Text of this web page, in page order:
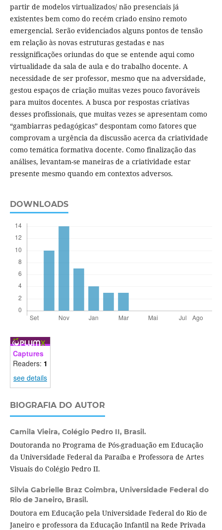
partir de modelos virtualizados/ não presenciais já
existentes bem como do recém criado ensino remoto
emergencial. Serão evidenciados alguns pontos de tensão
em relação às novas estruturas gestadas e nas
ressignificações oriundas do que se entende aqui como
virtualidade da sala de aula e do trabalho docente. A
necessidade de ser professor, mesmo que na adversidade,
gestou espaços de criação muitas vezes pouco favoráveis
para muitos docentes. A busca por respostas criativas
desses profissionais, que muitas vezes se apresentam como
“gambiarras pedagógicas” despontam como fatores que
comprovam a urgência da discussão acerca da criatividade
como temática formativa docente. Como finalização das
análises, levantam-se maneiras de a criatividade estar
presente mesmo quando em contextos adversos.
DOWNLOADS
Captures
Readers: 1
see details
BIOGRAFIA DO AUTOR
Camila Vieira, Colégio Pedro II, Brasil.
Doutoranda no Programa de Pós-graduação em Educação
da Universidade Federal da Paraíba e Professora de Artes
Visuais do Colégio Pedro II.
Silvia Gabrielle Braz Coimbra, Universidade Federal do
Rio de Janeiro, Brasil.
Doutora em Educação pela Universidade Federal do Rio de
Janeiro e professora da Educação Infantil na Rede Privada